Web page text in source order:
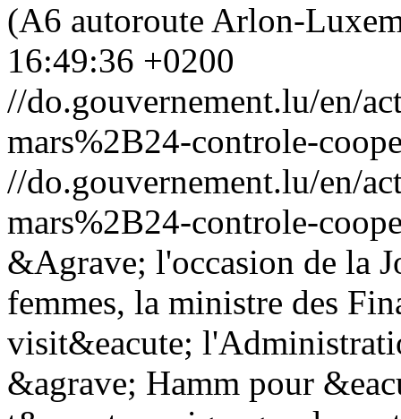
(A6 autoroute Arlon-
16:49:36 +0200
//do.gouvernement.lu/en/
mars%2B24-controle-
//do.gouvernement.lu/en/
mars%2B24-controle-
&Agrave; l'occasion de la
femmes, la ministre des
visit&eacute;
&agrave; Hamm pour